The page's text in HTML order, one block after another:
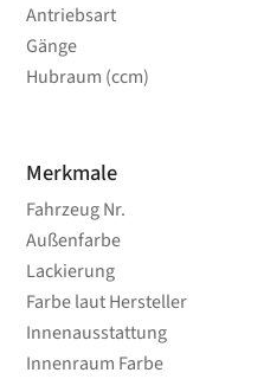
Antriebsart
Gänge
Hubraum (ccm)
Merkmale
Fahrzeug Nr.
Außenfarbe
Lackierung
Farbe laut Hersteller
Innenausstattung
Innenraum Farbe